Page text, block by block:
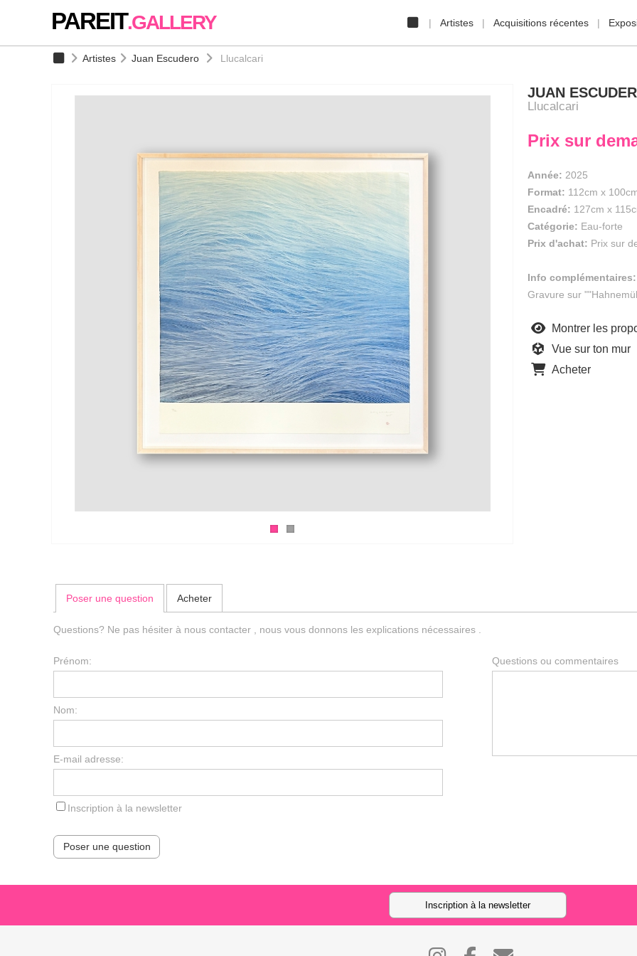
Artistes Acquisitions récentes
PAREIT.GALLERY
Artistes Juan Escudero Llucalcari
JUAN
Llucalcari
Prix sur
Année: 2025
Format: 112cm x
Encadré: 127cm x
Catégorie: Eau-forte
Prix d'achat: Prix sur
Info complémentaires:
Gravure sur
Montrer les
Vue sur ton mur
Acheter
Poser une question Acheter
Questions? Ne pas hésiter à nous contacter , nous vous donnons les explications nécessaires .
Prénom:
Nom:
E-mail adresse:
Inscription à la newsletter
Questions ou commentaires
Poser une question
Inscription à la newsletter